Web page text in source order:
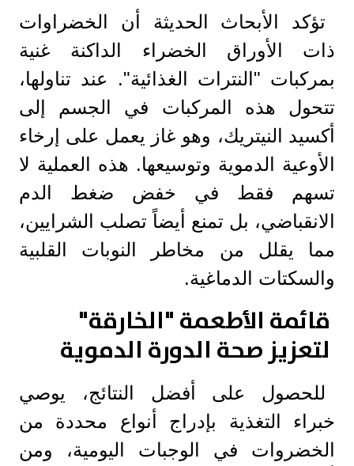
تؤكد الأبحاث الحديثة أن الخضراوات
ذات الأوراق الخضراء الداكنة غنية
بمركبات "النترات الغذائية". عند تناولها،
تتحول هذه المركبات في الجسم إلى
أكسيد النيتريك، وهو غاز يعمل على إرخاء
الأوعية الدموية وتوسيعها. هذه العملية لا
تسهم فقط في خفض ضغط الدم
الانقباضي، بل تمنع أيضاً تصلب الشرايين،
مما يقلل من مخاطر النوبات القلبية
والسكتات الدماغية.
قائمة الأطعمة "الخارقة"
لتعزيز صحة الدورة الدموية
للحصول على أفضل النتائج، يوصي
خبراء التغذية بإدراج أنواع محددة من
الخضروات في الوجبات اليومية، ومن